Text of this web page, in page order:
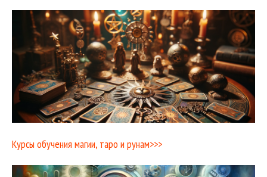
Курсы обучения магии, таро и рунам>>>